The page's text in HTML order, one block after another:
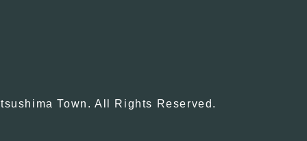
Town. All Rights Reserved.